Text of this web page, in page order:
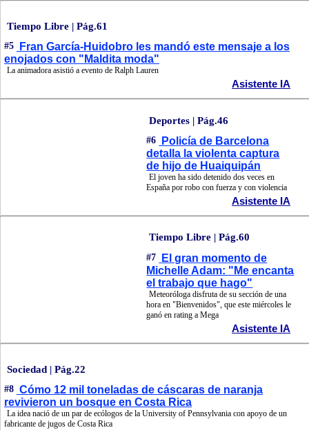
Tiempo Libre | Pág.61
#5
Fran García-Huidobro les mandó este mensaje a los
enojados con "Maldita moda"
La animadora asistió a evento de Ralph Lauren
Asistente IA
Deportes | Pág.46
#6
Policía de Barcelona
detalla la violenta captura
de hijo de Huaiquipán
El joven ha sido detenido dos veces en
España por robo con fuerza y con violencia
Asistente IA
Tiempo Libre | Pág.60
#7
El gran momento de
Michelle Adam: "Me encanta
el trabajo que hago"
Meteoróloga disfruta de su sección de una
hora en "Bienvenidos", que este miércoles le
ganó en rating a Mega
Asistente IA
Sociedad | Pág.22
#8 Cómo 12 mil toneladas de cáscaras de naranja
revivieron un bosque en Costa Rica
La idea nació de un par de ecólogos de la University of Pennsylvania con apoyo de un
fabricante de jugos de Costa Rica